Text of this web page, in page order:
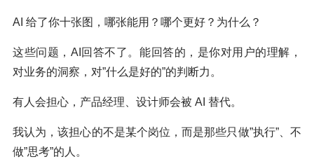
AI 给了你十张图，哪张能用？哪个更好？为什么？
这些问题，AI回答不了。能回答的，是你对用户的理解，
对业务的洞察，对”什么是好的”的判断力。
有人会担心，产品经理、设计师会被 AI 替代。
我认为，该担心的不是某个岗位，而是那些只做”执行”、不
做”思考”的人。